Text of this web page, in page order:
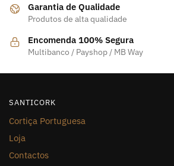
Garantia de Qualidade
Produtos de alta qualidade
Encomenda 100% Segura
Multibanco / Payshop / MB Way
SANTICORK
Cortiça Portuguesa
Loja
Contactos